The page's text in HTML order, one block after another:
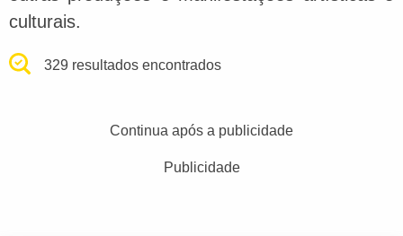
culturais.
329 resultados encontrados
Continua após a publicidade
Publicidade